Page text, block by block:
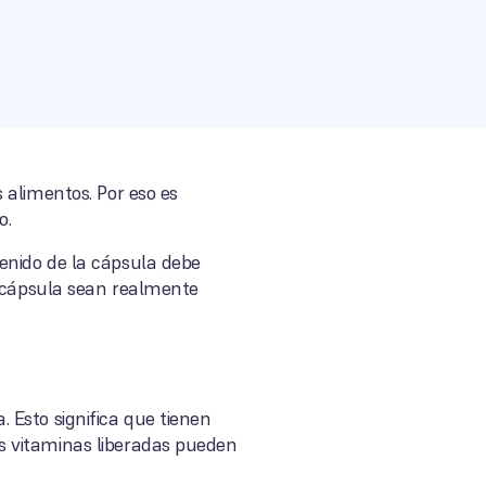
Por eso es
de la cápsula debe
sean realmente
Esto significa que tienen
vitaminas liberadas pueden